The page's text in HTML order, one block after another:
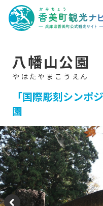
八幡山公園
「国際彫刻シンポ
園